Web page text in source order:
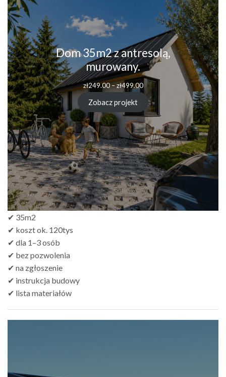
Dom 35m2 z antresolą,
murowany.
zł249.00–zł499.00Zakres
cen:
od
zł249.00
do
zł499.00
Zobacz projekt
✔ 35m2
✔ koszt ok. 120tys
✔ dla 1–3 osób
✔ bez pozwolenia
✔ na zgłoszenie
✔ instrukcja budowy
✔ lista materiałów